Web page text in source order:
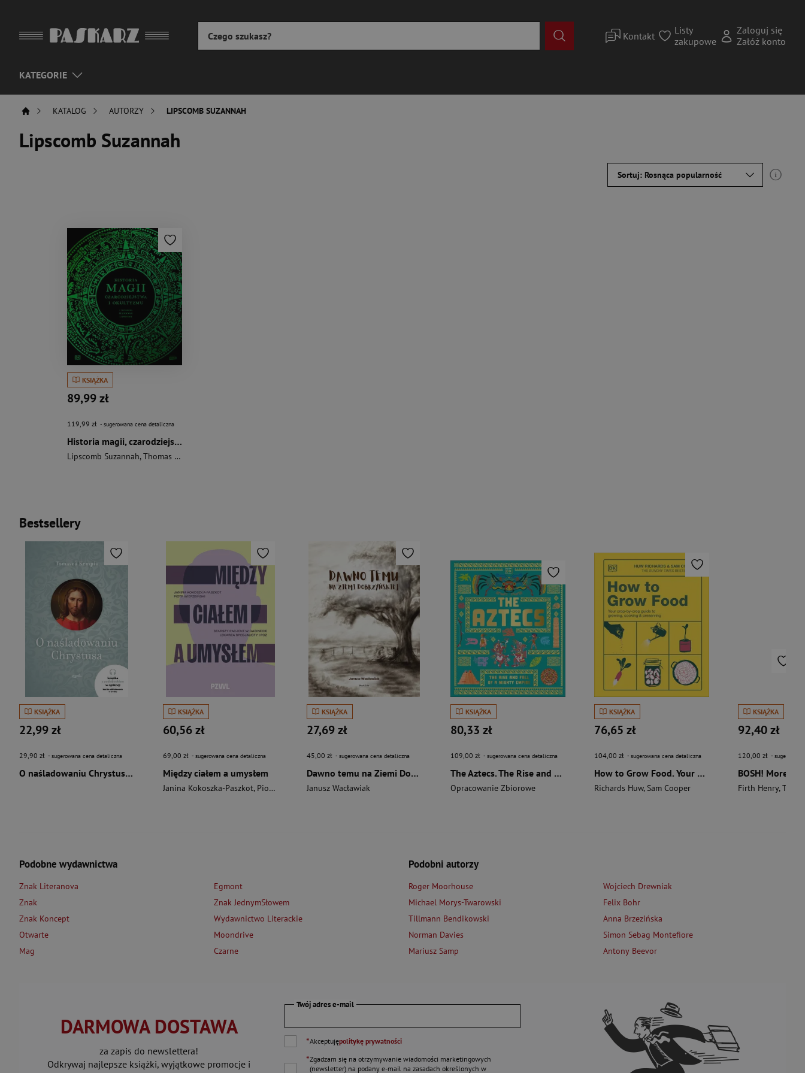
Kontakt
Listy
zakupowe
Zaloguj się
Załóż konto
KATEGORIE
KATALOG AUTORZY LIPSCOMB SUZANNAH
Lipscomb Suzannah
Sortuj: Rosnąca popularność
KSIĄŻKA
89,99 zł
119,99 zł - sugerowana cena detaliczna
Historia magii, czarodziejstwa i okultyzmu
Lipscomb Suzannah,Thomas Cussans
Bestsellery
KSIĄŻKA
22,99 zł
29,90 zł - sugerowana cena detaliczna
O naśladowaniu Chrystusa wyd. 2026
KSIĄŻKA
60,56 zł
69,00 zł - sugerowana cena detaliczna
Między ciałem a umysłem
Janina Kokoszka-Paszkot, Piotr Wierzbiński
KSIĄŻKA
27,69 zł
45,00 zł - sugerowana cena detaliczna
Dawno temu na Ziemi Dobrzyńskiej
Janusz Wacławiak
KSIĄŻKA
80,33 zł
109,00 zł - sugerowana cena detaliczna
The Aztecs. The Rise and Fall of a Mighty Empire
Opracowanie Zbiorowe
KSIĄŻKA
76,65 zł
104,00 zł - sugerowana cena detaliczna
How to Grow Food. Your Crop-by-Crop Guide to Growing, Cooking, & Preserving
Richards Huw, Sam Cooper
KSIĄŻKA
92,40 zł
120,00 zł -
Firth Henry,
Podobne wydawnictwa
Znak Literanova
Znak
Znak Koncept
Otwarte
Mag
Egmont
Znak JednymSłowem
Wydawnictwo Literackie
Moondrive
Czarne
Podobni autorzy
Roger Moorhouse
Michael Morys-Twarowski
Tillmann Bendikowski
Norman Davies
Mariusz Samp
Wojciech Drewniak
Felix Bohr
Anna Brzezińska
Simon Sebag Montefiore
Antony Beevor
DARMOWA DOSTAWA
za zapis do newslettera!
Odkrywaj najlepsze książki, wyjątkowe promocje i
Twój adres e-mail
*Akceptujępolitykę prywatności
*Zgadzam się na otrzymywanie wiadomości marketingowych
(newsletter) na podanye-mail na zasadach określonych w